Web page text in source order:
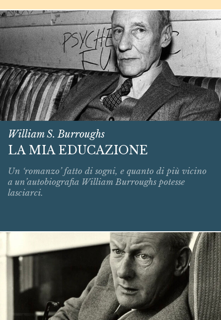
William S. Burroughs
LA MIA EDUCAZIONE
Un ‘romanzo’ fatto di sogni, e quanto di più vicino
a un’autobiografia William Burroughs potesse
lasciarci.